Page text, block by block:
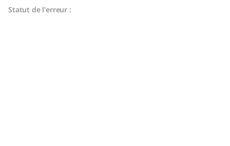
Statut de l'erreur :